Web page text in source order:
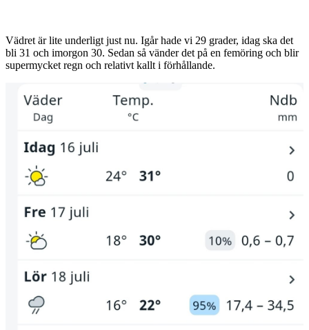
Vädret är lite underligt just nu. Igår hade vi 29 grader, idag ska det
bli 31 och imorgon 30. Sedan så vänder det på en femöring och blir
supermycket regn och relativt kallt i förhållande.